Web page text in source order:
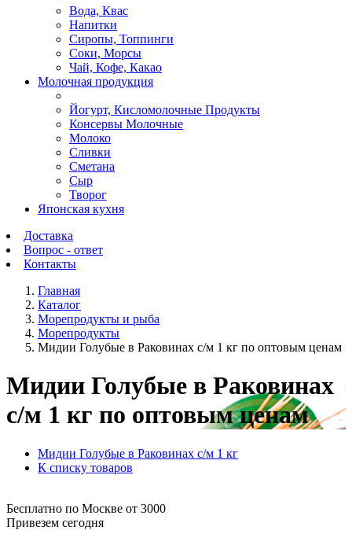
Вода, Квас
Напитки
Сиропы, Топпинги
Соки, Морсы
Чай, Кофе, Какао
Молочная продукция
Йогурт, Кисломолочные Продукты
Консервы Молочные
Молоко
Сливки
Сметана
Сыр
Творог
Японская кухня
Доставка
Вопрос - ответ
Контакты
Главная
Каталог
Морепродукты и рыба
Морепродукты
Мидии Голубые в Раковинах с/м 1 кг по оптовым ценам
Мидии Голубые в Раковинах
с/м 1 кг по оптовым ценам
Мидии Голубые в Раковинах с/м 1 кг
К списку товаров
Бесплатно по Москве от 3000
Привезем сегодня